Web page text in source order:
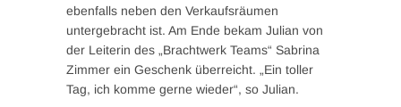
ebenfalls neben den Verkaufsräumen
untergebracht ist. Am Ende bekam Julian von
der Leiterin des „Brachtwerk Teams“ Sabrina
Zimmer ein Geschenk überreicht. „Ein toller
Tag, ich komme gerne wieder“, so Julian.